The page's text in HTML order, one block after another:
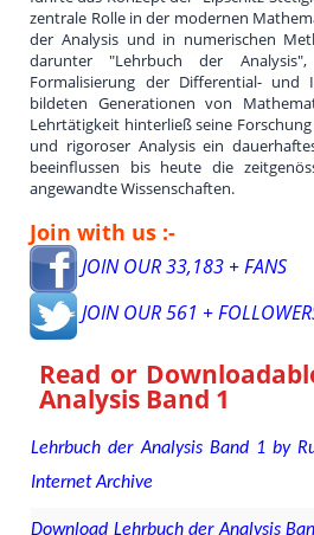
zentrale Rolle in der modernen
der Analysis und in numerischen
darunter "Lehrbuch der
Formalisierung der Differential- und
bildeten Generationen von
Lehrtätigkeit hinterließ seine
und rigoroser Analysis ein
beeinflussen bis heute die
angewandte Wissenschaften.
Join with us :-
JOIN OUR 33,183 + FANS
JOIN OUR 561 +
Read or
Analysis Band 1
Lehrbuch der Analysis Band 1 by
Internet Archive
Download Lehrbuch der Analysis